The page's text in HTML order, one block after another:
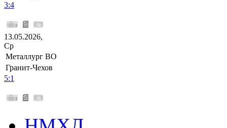
3:4
13.05.2026,
Ср
Металлург ВО
Гранит-Чехов
5:1